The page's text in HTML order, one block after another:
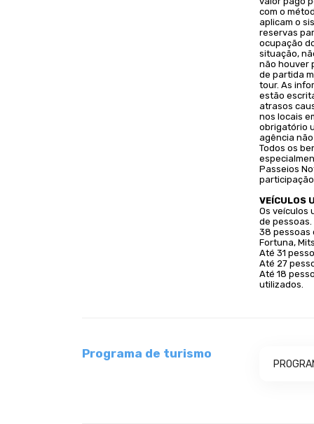
com o
aplicam o
reservas
ocupação
situação,
não houver
de partida
tour. As
estão
atrasos
nos locais
obrigatório
agência
Todos os
Passeios
VEÍCULOS
Os veículos
de pessoas.
38 pessoas
Fortuna,
Até 31
Até 27
Até 18
utilizados.
Programa de turismo